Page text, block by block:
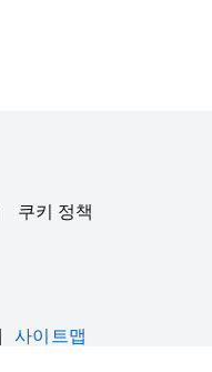
쿠키 정책
사이트맵